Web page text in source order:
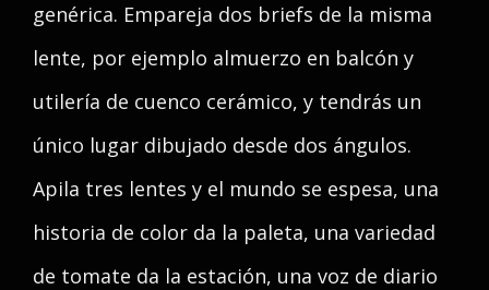
genérica. Empareja dos briefs de la misma
lente, por ejemplo almuerzo en balcón y
utilería de cuenco cerámico, y tendrás un
único lugar dibujado desde dos ángulos.
Apila tres lentes y el mundo se espesa, una
historia de color da la paleta, una variedad
de tomate da la estación, una voz de diario